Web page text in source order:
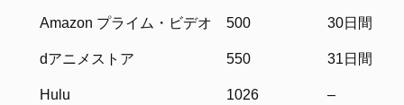
サービス名
月額料金
無料期間
Amazon プライム・ビデオ 500 30日間
dアニメストア 550 31日間
Hulu 1026 –